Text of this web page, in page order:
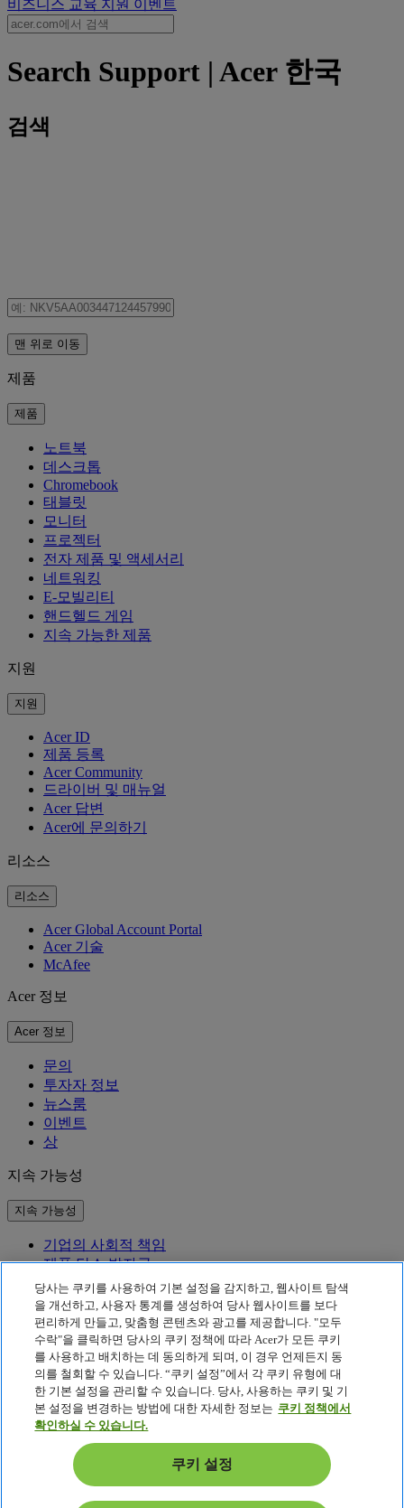
비즈니스 교육 지원 이벤트
Search Support | Acer 한국
검색
맨 위로 이동
제품
제품
노트북
데스크톱
Chromebook
태블릿
모니터
프로젝터
전자 제품 및 액세서리
네트워킹
E-모빌리티
핸드헬드 게임
지속 가능한 제품
지원
지원
Acer ID
제품 등록
Acer Community
드라이버 및 매뉴얼
Acer 답변
Acer에 문의하기
리소스
리소스
Acer Global Account Portal
Acer 기술
McAfee
Acer 정보
Acer 정보
문의
투자자 정보
뉴스룸
이벤트
상
지속 가능성
지속 가능성
기업의 사회적 책임
제품 탄소 발자국
Project Humanity
Earthion
개인정보 처리방침
Cookie 정책
법적 고지 사항
추가 법적 정보
접근성 정책
쿠키 설정
대한민국 - 한국어
© 2026 Acer Inc. - 서울시 영등포구 여의나루 53-1 대오빌딩, 대
당사는 쿠키를 사용하여 기본 설정을 감지하고, 웹사이트 탐색
을 개선하고, 사용자 통계를 생성하여 당사 웹사이트를 보다
편리하게 만들고, 맞춤형 콘텐츠와 광고를 제공합니다. "모두
수락"을 클릭하면 당사의 쿠키 정책에 따라 Acer가 모든 쿠키
를 사용하고 배치하는 데 동의하게 되며, 이 경우 언제든지 동
의를 철회할 수 있습니다. “쿠키 설정”에서 각 쿠키 유형에 대
한 기본 설정을 관리할 수 있습니다. 당사, 사용하는 쿠키 및 기
본 설정을 변경하는 방법에 대한 자세한 정보는 쿠키 정책에서
확인하실 수 있습니다.
쿠키 설정